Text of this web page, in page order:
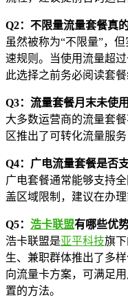
Q2：不限量流量套餐真
虽然被称为“不限量”，
速规则。当使用流量超
此选择之前务必阅读套餐
Q3：流量套餐月末未使
大多数运营商的流量套
区推出了可转化流量服
Q4：广电流量套餐是否
广电套餐通常能够支持
盖区域限制，建议在办理
Q5： 浩卡联盟有哪些优
浩卡联盟是亚平科技旗
生、兼职群体推出了多
向流量卡方案，可满足
置的方法。